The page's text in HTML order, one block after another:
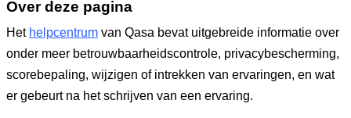
Over deze pagina
Het helpcentrum van Qasa bevat uitgebreide informatie over
onder meer betrouwbaarheidscontrole, privacybescherming,
scorebepaling, wijzigen of intrekken van ervaringen, en wat
er gebeurt na het schrijven van een ervaring.